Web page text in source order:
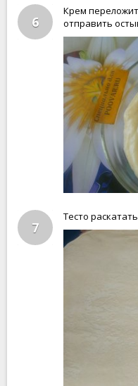
6
Крем
отправить
7
Тесто